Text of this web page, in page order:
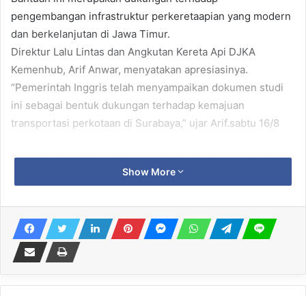
pengembangan infrastruktur perkeretaapian yang modern
dan berkelanjutan di Jawa Timur.
​Direktur Lalu Lintas dan Angkutan Kereta Api DJKA
Kemenhub, Arif Anwar, menyatakan apresiasinya.
“Pemerintah Inggris telah menyampaikan dokumen studi
ini sebagai bentuk dukungan terhadap kemajuan
transportasi perkotaan di Surabaya,” ujar Arif.sabtu 16/8
​Studi tersebut diharapkan menjadi acuan penting bagi
Pemerintah Provinsi Jawa Timur dan Pemerintah Kota
komprehensif. Arif juga menekankan bahwa layanan kereta
api perkotaan dapat menjadi solusi untuk mengatasi
kemacetan di Surabaya.
Related Articles
Show More